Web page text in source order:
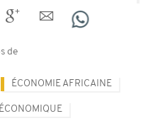
de
ÉCONOMIE AFRICAINE